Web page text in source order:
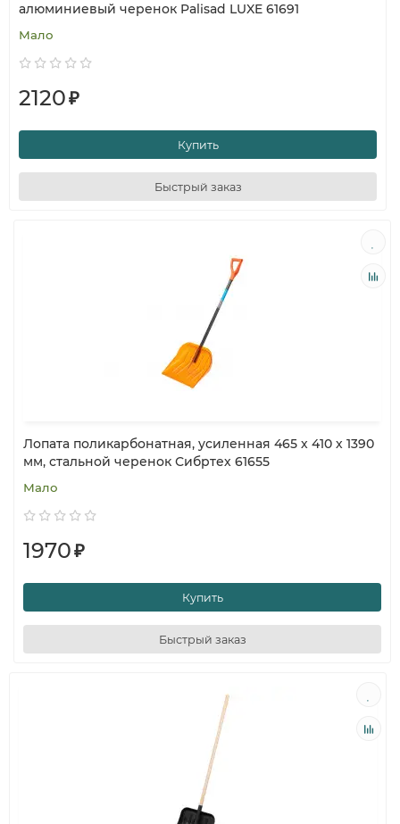
алюминиевый черенок Palisad LUXE 61691
Мало
2120₽
Купить
Быстрый заказ
Лопата поликарбонатная, усиленная 465 х 410 х 1390
мм, стальной черенок Сибртех 61655
Мало
1970₽
Купить
Быстрый заказ